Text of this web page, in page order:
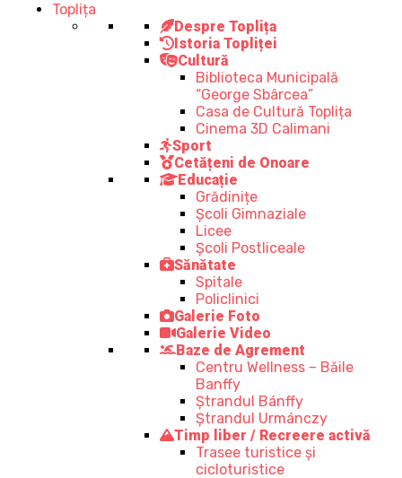
Toplița
Despre Toplița
Istoria Topliței
Cultură
Biblioteca Municipală
“George Sbârcea”
Casa de Cultură Toplița
Cinema 3D Calimani
Sport
Cetățeni de Onoare
Educație
Grădinițe
Școli Gimnaziale
Licee
Școli Postliceale
Sănătate
Spitale
Policlinici
Galerie Foto
Galerie Video
Baze de Agrement
Centru Wellness – Băile
Banffy
Ștrandul Bánffy
Ștrandul Urmánczy
Timp liber / Recreere activă
Trasee turistice şi
cicloturistice